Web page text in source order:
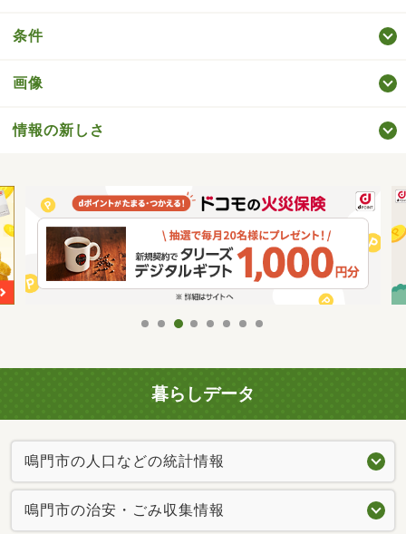
条件
画像
情報の新しさ
暮らしデータ
鳴門市の人口などの統計情報
鳴門市の治安・ごみ収集情報